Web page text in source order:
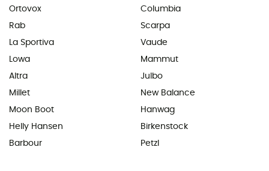
Ortovox
Rab
La Sportiva
Lowa
Altra
Millet
Moon Boot
Helly Hansen
Barbour
Columbia
Scarpa
Vaude
Mammut
Julbo
New Balance
Hanwag
Birkenstock
Petzl